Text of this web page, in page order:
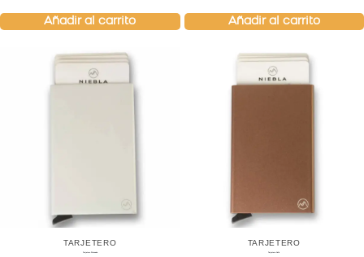
Añadir al carrito Añadir al carrito
TARJETERO TARJETERO